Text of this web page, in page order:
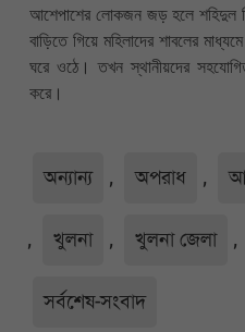
আশেপাশের লোকজন জড় হলে শহিদুল বিল
বাড়িতে গিয়ে মহিলাদের শাবলের
ঘরে ওঠে। তখন স্থানীয়দের
করে।
অন্যান্য , অপরাধ ,
, খুলনা , খুলনা জেলা ,
সর্বশেষ-সংবাদ